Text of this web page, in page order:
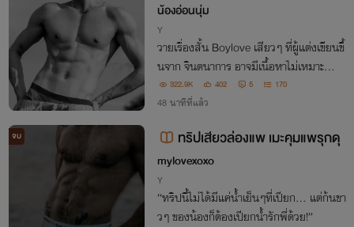
s.e.x yaoi🔞 Nc🏳️‍🌈
น้องอ่อนนุ่ม
Y
วายเรื่องสั้น Boylove เสียวๆ ที่ผู้แต่งเขียนขึ้
นจาก จินตนาการ อาจมีเนื้อหาไม่เหมาะสำห
รับคนบางกลุ่มและผู้ที่อายุต่ำกว่า 18 ปี เนื้อเ
รื่องเป็นเรื่องแต่งจบเป็นตอนๆ มี NC มีบรร
322.9K 402 5 170
48 นาทีที่แล้ว
จบ ทริปเสียวล่องแพ เมะคุมแพรุกดุ
mylovexoxo
Y
“ทริปนี้ไม่ได้มีแค่น้ำเย็นๆที่เปียก... แต่ก้นขา
วๆ ของน้องก็ต้องเปียกน้ำรักพี่ด้วย!”